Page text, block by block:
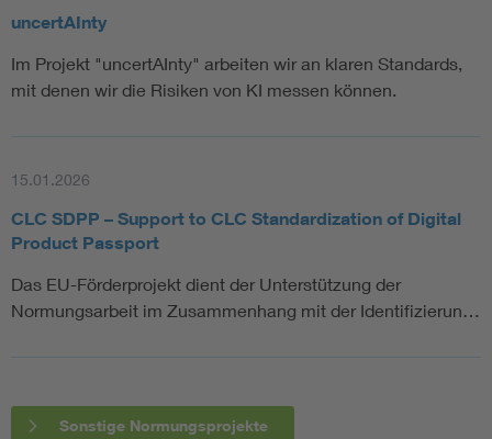
uncertAInty
Im Projekt "uncertAInty" arbeiten wir an klaren Standards,
mit denen wir die Risiken von KI messen können.
15.01.2026
CLC SDPP – Support to CLC Standardization of Digital
Product Passport
Das EU-Förderprojekt dient der Unterstützung der
Normungsarbeit im Zusammenhang mit der Identifizierun…
Sonstige Normungsprojekte